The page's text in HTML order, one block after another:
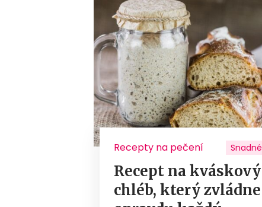
Recepty na pečení Snadné
Recept na kváskový
chléb, který zvládne